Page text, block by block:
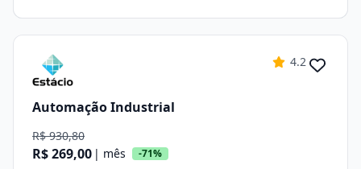
4.2
Automação Industrial
R$ 930,80
R$ 269,00 | mês -71%